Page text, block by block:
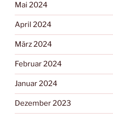
Mai 2024
April 2024
März 2024
Februar 2024
Januar 2024
Dezember 2023